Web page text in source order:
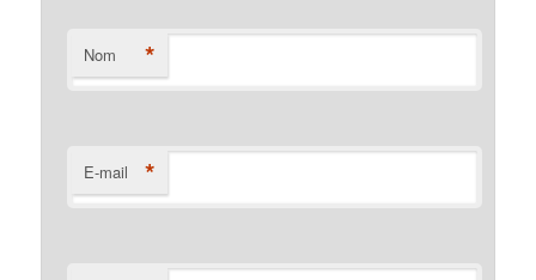
Nom *
E-mail *